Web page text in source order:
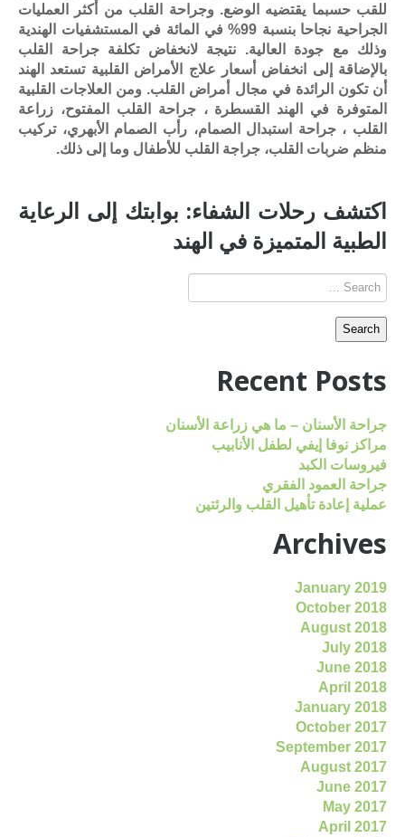
للقب حسبما يقتضيه الوضع. وجراحة القلب من أكثر العمليات
الجراحية نجاحا بنسبة 99% في المائة في المستشفيات الهندية
وذلك مع جودة العالية. نتيجة لانخفاض تكلفة جراحة القلب
بالإضاقة إلى انخفاض أسعار علاج الأمراض القلبية تستعد الهند
أن تكون الرائدة في مجال أمراض القلب. ومن العلاجات القلبية
المتوفرة في الهند القسطرة ، جراحة القلب المفتوح، زراعة
القلب ، جراحة استبدال الصمام، رأب الصمام الأبهري، تركيب
منظم ضربات القلب، جراجة القلب للأطفال وما إلى ذلك.
اكتشف رحلات الشفاء: بوابتك إلى الرعاية
الطبية المتميزة في الهند
Recent Posts
جراحة الأسنان – ما هي زراعة الأسنان
مراكز نوفا إيفي لطفل الأنابيب
فيروسات الكبد
جراحة العمود الفقري
عملية إعادة تأهيل القلب والرئتين
Archives
January 2019
October 2018
August 2018
July 2018
June 2018
April 2018
January 2018
October 2017
September 2017
August 2017
June 2017
May 2017
April 2017